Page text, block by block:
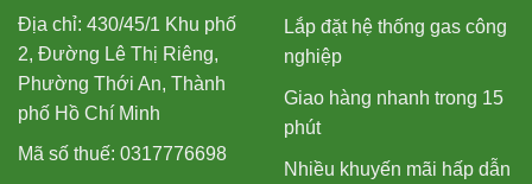
Địa chỉ: 430/45/1 Khu phố
2, Đường Lê Thị Riêng,
Phường Thới An, Thành
phố Hồ Chí Minh
Mã số thuế: 0317776698
Lắp đặt hệ thống gas công
nghiệp
Giao hàng nhanh trong 15
phút
Nhiều khuyến mãi hấp dẫn